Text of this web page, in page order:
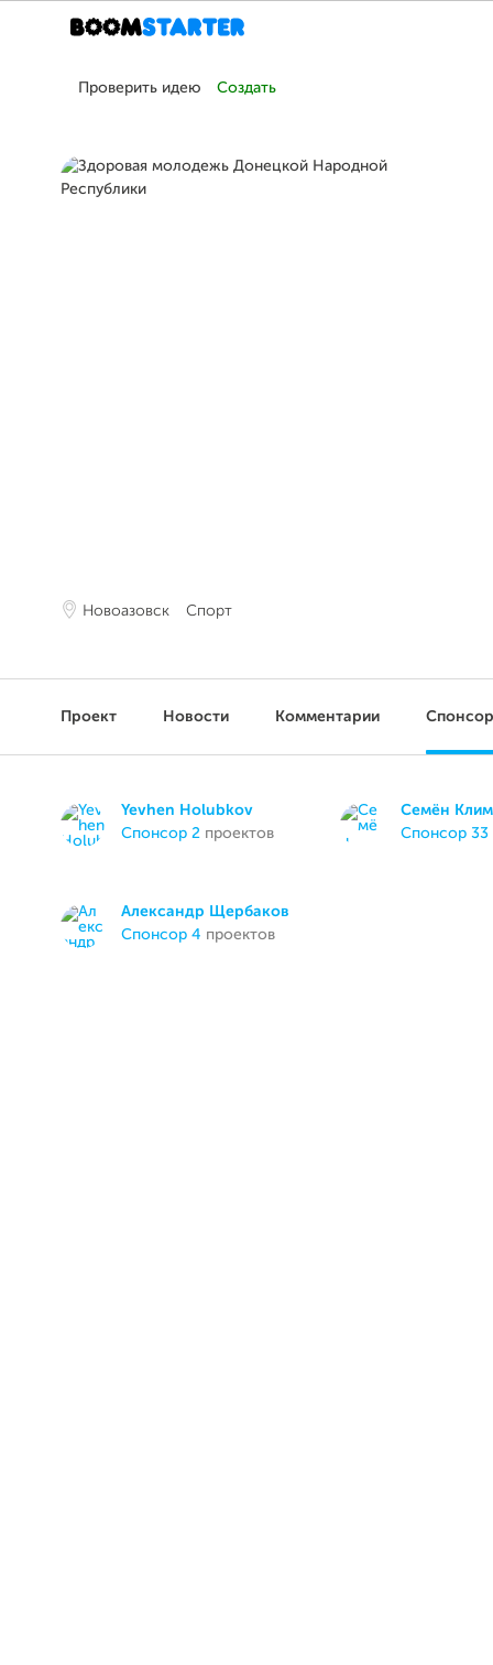
Проверить идею Создать
Новоазовск Спорт
Проект Новости Комментарии
Yevhen Holubkov
спонсор 2 проектов
Семён
спонсор 33
Александр Щербаков
спонсор 4 проектов